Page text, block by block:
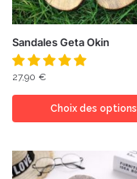
Sandales Geta Okin
27,90 €
Choix des options